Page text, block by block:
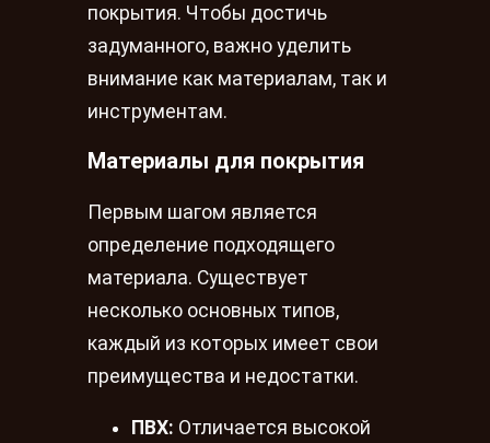
покрытия. Чтобы достичь
задуманного, важно уделить
внимание как материалам, так и
инструментам.
Материалы для покрытия
Первым шагом является
определение подходящего
материала. Существует
несколько основных типов,
каждый из которых имеет свои
преимущества и недостатки.
ПВХ: Отличается высокой